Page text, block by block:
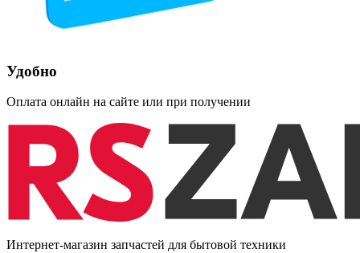
Удобно
Оплата онлайн на сайте или при получении
Интернет-магазин запчастей для бытовой техники